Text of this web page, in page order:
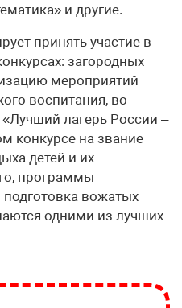
и другие.
принять участие в
загородных
мероприятий
воспитания, во
лагерь России –
конкурсе на звание
детей и их
программы
вожатых
одними из лучших